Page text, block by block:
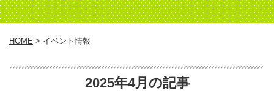
HOME > イベント情報
2025年4月の記事